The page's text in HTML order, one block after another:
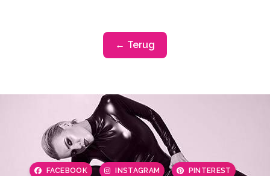
← Terug
FACEBOOK INSTAGRAM PINTEREST